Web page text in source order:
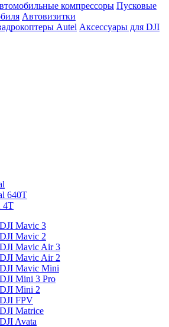
компрессоры Пусковые
Автовизитки
Autel Аксессуары для DJI
640T
4T
Mavic 3
Mavic 2
Mavic Air 3
Mavic Air 2
Mavic Mini
Mini 3 Pro
Mini 2
FPV
Matrice
Avata